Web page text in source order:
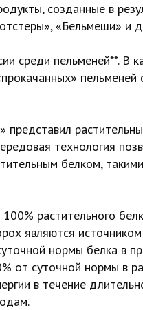
созданные в
«Бельмеши» и
среди пельменей**. В
пельменей
технология
белком,
растительного
являются
нормы белка в
от суточной нормы в
в течение